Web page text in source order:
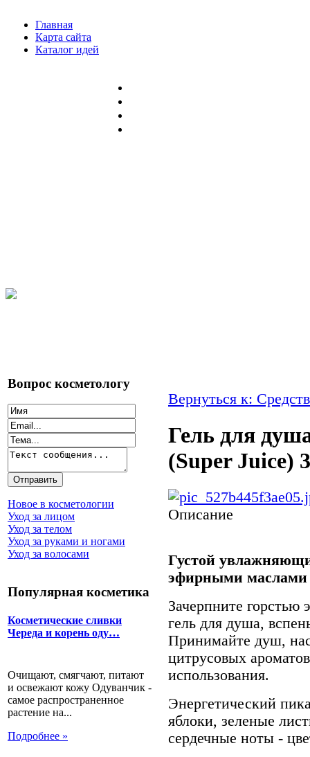
Главная
Карта сайта
Каталог идей
Вопрос косметологу
Новое в косметологии
Уход за лицом
Уход за телом
Уход за руками и ногами
Уход за волосами
Популярная косметика
Косметические сливки
Череда и корень оду…
Очищают, смягчают, питают
и освежают кожу Одуванчик -
самое распространенное
растение на...
Подробнее »
Вернуться к:
Гель для
(Super Juice)
Описание
Густой
эфирными маслами
Зачерпните горстью
гель для душа,
Принимайте душ,
цитрусовых
использования.
Энергетический
яблоки, зеленые
сердечные ноты -